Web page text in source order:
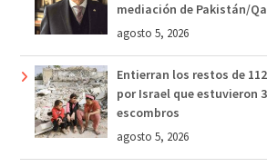
mediación de Pakistán/
agosto 5, 2026
Entierran los restos de
por Israel que estuvieron
escombros
agosto 5, 2026